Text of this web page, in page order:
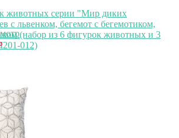
животных серии "Мир диких
с львенком, бегемот с бегемотиком,
(набор из 6 фигурок животных и 3
012)